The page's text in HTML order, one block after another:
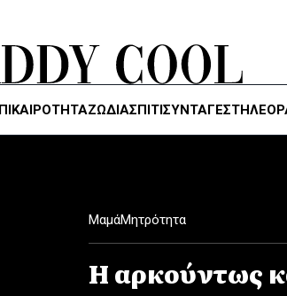
ΖΏΔΙΑΣΠΙΤΙΣΥΝΤΑΓΕΣ
ΜαμάΜητρότητα
Η αρκούντως